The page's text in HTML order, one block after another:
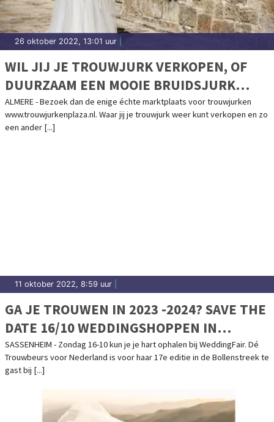
26 oktober 2022, 13:01 uur
WIL JIJ JE TROUWJURK VERKOPEN, OF
DUURZAAM EEN MOOIE BRUIDSJURK
KOPEN?
ALMERE - Bezoek dan de enige échte marktplaats voor trouwjurken
www.trouwjurkenplaza.nl. Waar jij je trouwjurk weer kunt verkopen en zo
een ander [...]
11 oktober 2022, 8:59 uur
GA JE TROUWEN IN 2023 -2024? SAVE THE
DATE 16/10 WEDDINGSHOPPEN IN
SASSENHEIM!
SASSENHEIM - Zondag 16-10 kun je je hart ophalen bij WeddingFair. Dé
Trouwbeurs voor Nederland is voor haar 17e editie in de Bollenstreek te
gast bij [...]